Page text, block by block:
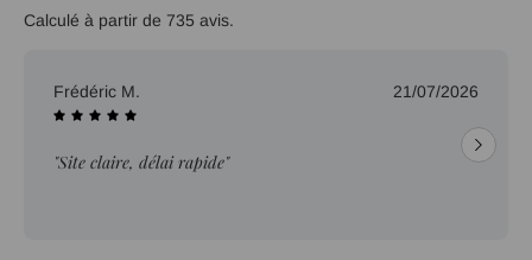
Calculé à partir de 735 avis.
Frédéric M. 21/07/2026
"Site claire, délai rapide"